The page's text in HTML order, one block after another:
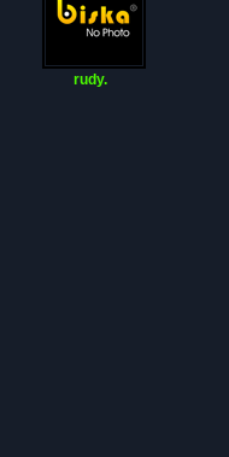
rudy.